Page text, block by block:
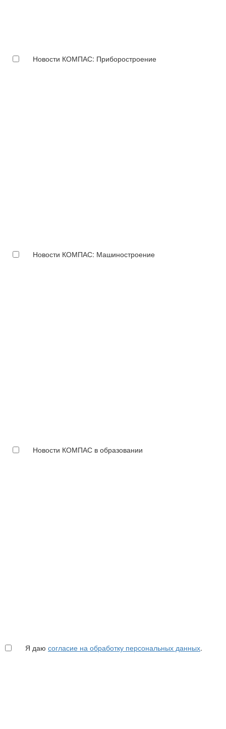
Новости КОМПАС: Приборостроение
Новости КОМПАС: Машиностроение
Новости КОМПАС в образовании
Я даю согласие на обработку персональных данных.